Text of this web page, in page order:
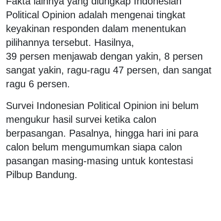
Political Opinion adalah mengenai tingkat
keyakinan responden dalam menentukan
pilihannya tersebut. Hasilnya,
39 persen menjawab dengan yakin, 8 persen
sangat yakin, ragu-ragu 47 persen, dan sangat
ragu 6 persen.
Survei Indonesian Political Opinion ini belum
mengukur hasil survei ketika calon
berpasangan. Pasalnya, hingga hari ini para
calon belum mengumumkan siapa calon
pasangan masing-masing untuk kontestasi
Pilbup Bandung.